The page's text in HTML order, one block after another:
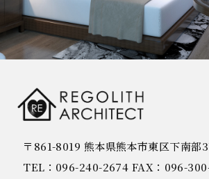
〒861-8019 熊本県熊本市東区下南部
TEL：096-240-2674 FAX：096-